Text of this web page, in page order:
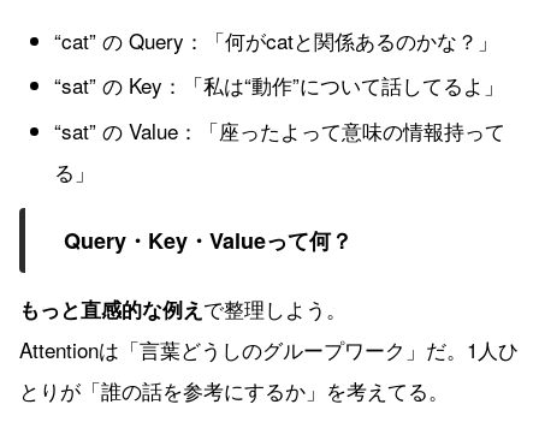
“cat” の Query：「何がcatと関係あるのかな？」
“sat” の Key：「私は“動作”について話してるよ」
“sat” の Value：「座ったよって意味の情報持って
る」
Query・Key・Valueって何？
もっと直感的な例え で整理しよう。
Attentionは「言葉どうしのグループワーク」だ。1人ひ
とりが「誰の話を参考にするか」を考えてる。